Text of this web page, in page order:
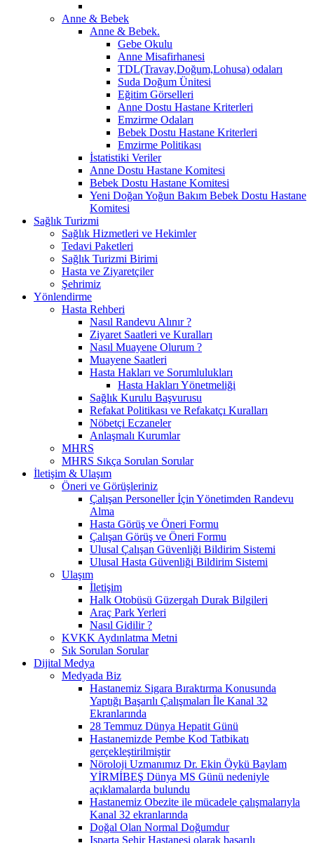
Anne & Bebek
Anne & Bebek.
Gebe Okulu
Anne Misafirhanesi
TDL(Travay,Doğum,Lohusa) odaları
Suda Doğum Ünitesi
Eğitim Görselleri
Anne Dostu Hastane Kriterleri
Emzirme Odaları
Bebek Dostu Hastane Kriterleri
Emzirme Politikası
İstatistiki Veriler
Anne Dostu Hastane Komitesi
Bebek Dostu Hastane Komitesi
Yeni Doğan Yoğun Bakım Bebek Dostu Hastane
Komitesi
Sağlık Turizmi
Sağlık Hizmetleri ve Hekimler
Tedavi Paketleri
Sağlık Turizmi Birimi
Hasta ve Ziyaretçiler
Şehrimiz
Yönlendirme
Hasta Rehberi
Nasıl Randevu Alınır ?
Ziyaret Saatleri ve Kuralları
Nasıl Muayene Olurum ?
Muayene Saatleri
Hasta Hakları ve Sorumlulukları
Hasta Hakları Yönetmeliği
Sağlık Kurulu Başvurusu
Refakat Politikası ve Refakatçı Kuralları
Nöbetçi Eczaneler
Anlaşmalı Kurumlar
MHRS
MHRS Sıkça Sorulan Sorular
İletişim & Ulaşım
Öneri ve Görüşleriniz
Çalışan Personeller İçin Yönetimden Randevu
Alma
Hasta Görüş ve Öneri Formu
Çalışan Görüş ve Öneri Formu
Ulusal Çalışan Güvenliği Bildirim Sistemi
Ulusal Hasta Güvenliği Bildirim Sistemi
Ulaşım
İletişim
Halk Otobüsü Güzergah Durak Bilgileri
Araç Park Yerleri
Nasıl Gidilir ?
KVKK Aydınlatma Metni
Sık Sorulan Sorular
Dijital Medya
Medyada Biz
Hastanemiz Sigara Bıraktırma Konusunda
Yaptığı Başarılı Çalışmaları İle Kanal 32
Ekranlarında
28 Temmuz Dünya Hepatit Günü
Hastanemizde Pembe Kod Tatbikatı
gerçekleştirilmiştir
Nöroloji Uzmanımız Dr. Ekin Öykü Baylam
YİRMİBEŞ Dünya MS Günü nedeniyle
açıklamalarda bulundu
Hastanemiz Obezite ile mücadele çalışmalarıyla
Kanal 32 ekranlarında
Doğal Olan Normal Doğumdur
Isparta Şehir Hastanesi olarak başarılı